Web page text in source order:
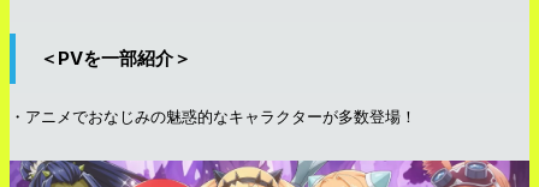
＜PVを一部紹介＞
・アニメでおなじみの魅惑的なキャラクターが多数登場！